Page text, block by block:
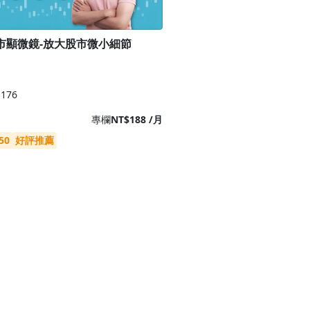
顯微鏡-放大股市微小細節
176
專欄NT$188 /月
好評推薦